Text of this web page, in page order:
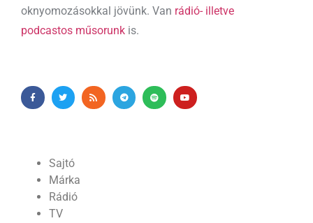
oknyomozásokkal jövünk. Van rádió- illetve
podcastos műsorunk is.
Sajtó
Márka
Rádió
TV